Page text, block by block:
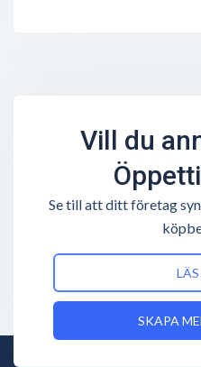
Vill du
Se till att ditt företag
SKAPA